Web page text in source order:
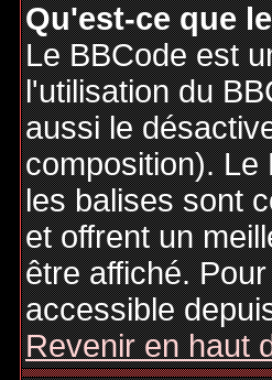
Qu'est-ce que
Le BBCode est
l'utilisation du
aussi le
composition). Le
les balises sont
et offrent un
être affiché.
accessible
Revenir en haut